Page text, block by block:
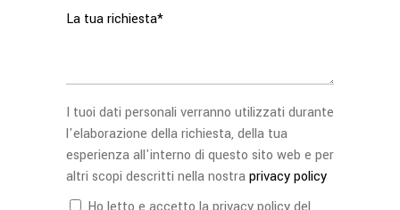
I tuoi dati personali verranno utilizzati durante
l'elaborazione della richiesta, della tua
esperienza all'interno di questo sito web e per
altri scopi descritti nella nostraprivacy policy